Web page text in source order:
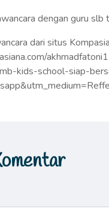
dengan guru
dari situs
kids-school-siap-